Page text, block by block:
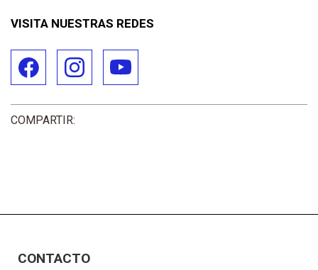
VISITA NUESTRAS REDES
COMPARTIR:
CONTACTO